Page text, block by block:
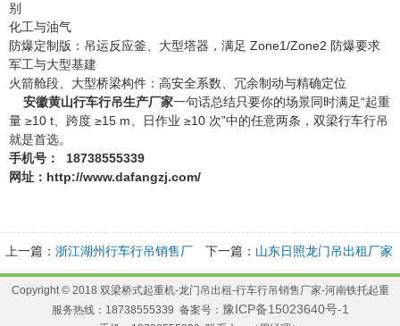
别
化工与油气
防爆定制版：吊运反应釜、大型塔器，满足 Zone1/Zone2 防爆要求
军工与大型基建
火箭舱段、大型桥梁构件：高安全系数、冗余制动与精确定位
安徽黄山行车行吊生产厂家一句话总结只要你的场景同时满足“起重
量 ≥10 t、跨度 ≥15 m、日作业 ≥10 次”中的任意两条，双梁行车行吊
就是首选。
手机号： 18738555339
网址：http://www.dafangzj.com/
上一篇： 浙江湖州行车行吊销售厂
家双梁起重机结构组成
下一篇： 山东日照龙门吊出租厂家
港口起重机高频率作业必选配置
Copyright © 2018 双梁桥式起重机-龙门吊出租-行车行吊销售厂家-河南铁托起重
服务热线：18738555339 备案号： 豫ICP备15023640号-1